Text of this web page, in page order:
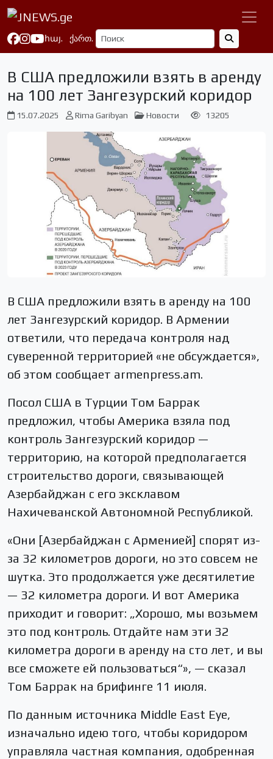
հայ. ქართ.
В США предложили взять в аренду
на 100 лет Зангезурский коридор
15.07.2025 Rima Garibyan Новости 13205
В США предложили взять в аренду на 100
лет Зангезурский коридор. В Армении
ответили, что передача контроля над
суверенной территорией «не обсуждается»,
об этом сообщает armenpress.am.
Посол США в Турции Том Баррак
предложил, чтобы Америка взяла под
контроль Зангезурский коридор —
территорию, на которой предполагается
строительство дороги, связывающей
Азербайджан с его эксклавом
Нахичеванской Автономной Республикой.
«Они [Азербайджан с Арменией] спорят из-
за 32 километров дороги, но это совсем не
шутка. Это продолжается уже десятилетие
— 32 километра дороги. И вот Америка
приходит и говорит: „Хорошо, мы возьмем
это под контроль. Отдайте нам эти 32
километра дороги в аренду на сто лет, и вы
все сможете ей пользоваться“», — сказал
Том Баррак на брифинге 11 июля.
По данным источника Middle East Eye,
изначально идею того, чтобы коридором
управляла частная компания, одобренная